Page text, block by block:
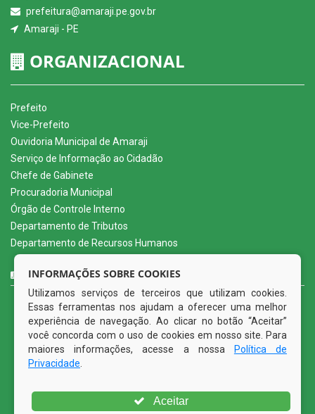
prefeitura@amaraji.pe.gov.br
Amaraji - PE
ORGANIZACIONAL
Prefeito
Vice-Prefeito
Ouvidoria Municipal de Amaraji
Serviço de Informação ao Cidadão
Chefe de Gabinete
Procuradoria Municipal
Órgão de Controle Interno
Departamento de Tributos
Departamento de Recursos Humanos
CURTA NOSSA FAN PAGE
INFORMAÇÕES SOBRE COOKIES
Utilizamos serviços de terceiros que utilizam cookies.
Essas ferramentas nos ajudam a oferecer uma melhor
experiência de navegação. Ao clicar no botão “Aceitar”
você concorda com o uso de cookies em nosso site. Para
maiores informações, acesse a nossa
Política de
Privacidade
Aceitar